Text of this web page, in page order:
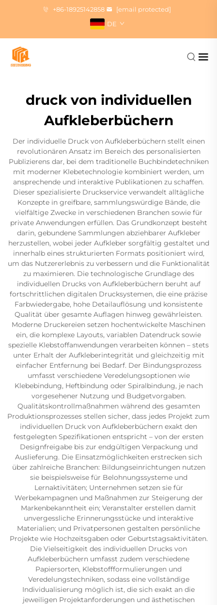
+86-18925142858
[email protected]
DE
druck von individuellen
Aufkleberbüchern
Der individuelle Druck von Aufkleberbüchern stellt einen
revolutionären Ansatz im Bereich des personalisierten
Publizierens dar, bei dem traditionelle Buchbindetechniken
mit moderner Klebetechnologie kombiniert werden, um
ansprechende und interaktive Publikationen zu schaffen.
Dieser spezialisierte Druckservice verwandelt alltägliche
Konzepte in greifbare, sammlungswürdige Bände, die
vielfältige Zwecke in verschiedenen Branchen sowie für
private Anwendungen erfüllen. Das Grundkonzept besteht
darin, gebundene Sammlungen abziehbarer Aufkleber
herzustellen, wobei jeder Aufkleber sorgfältig gestaltet und
innerhalb eines strukturierten Formats positioniert wird,
um das Nutzererlebnis zu verbessern und die Funktionalität
zu maximieren. Die technologische Grundlage des
individuellen Drucks von Aufkleberbüchern beruht auf
fortschrittlichen digitalen Drucksystemen, die eine präzise
Farbwiedergabe, hohe Detailauflösung und konsistente
Qualität über gesamte Auflagen hinweg gewährleisten.
Moderne Druckereien setzen hochentwickelte Maschinen
ein, die komplexe Layouts, variablen Datendruck sowie
spezielle Klebstoffanwendungen verarbeiten können – stets
unter Erhalt der Aufkleberintegrität und gleichzeitig mit
einfacher Entfernung bei Bedarf. Der Bindungsprozess
umfasst verschiedene Veredelungsoptionen wie
Klebebindung, Heftbindung oder Spiralbindung, je nach
vorgesehener Nutzung und Budgetvorgaben.
Qualitätskontrollmaßnahmen während des gesamten
Produktionsprozesses stellen sicher, dass jedes Projekt zum
individuellen Druck von Aufkleberbüchern exakt den
festgelegten Spezifikationen entspricht – von der ersten
Designfreigabe bis zur endgültigen Verpackung und
Auslieferung. Die Einsatzmöglichkeiten erstrecken sich
über zahlreiche Branchen: Bildungseinrichtungen nutzen
sie beispielsweise für Belohnungssysteme und
Lernaktivitäten; Unternehmen setzen sie für
Werbekampagnen und Maßnahmen zur Steigerung der
Markenbekanntheit ein; Veranstalter erstellen damit
unvergessliche Erinnerungsstücke und interaktive
Materialien; und Privatpersonen gestalten persönliche
Projekte wie Hochzeitsgaben oder Geburtstagsaktivitäten.
Die Vielseitigkeit des individuellen Drucks von
Aufkleberbüchern umfasst zudem verschiedene
Papiersorten, Klebstoffformulierungen und
Veredelungstechniken, sodass eine vollständige
Individualisierung möglich ist, die sich exakt an die
jeweiligen Projektanforderungen und ästhetischen